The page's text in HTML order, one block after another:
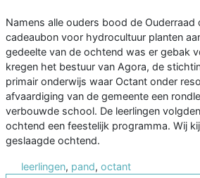
Namens alle ouders bood de Ouderraad
cadeaubon voor hydrocultuur planten
gedeelte van de ochtend was er gebak
kregen het bestuur van Agora, de
primair onderwijs waar Octant onder
afvaardiging van de gemeente een
verbouwde school. De leerlingen
ochtend een feestelijk programma. Wij
geslaagde ochtend.
leerlingen, pand, octant